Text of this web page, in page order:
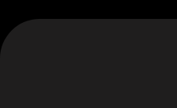
directeur artistique. Des
ou « Heart of Africa »